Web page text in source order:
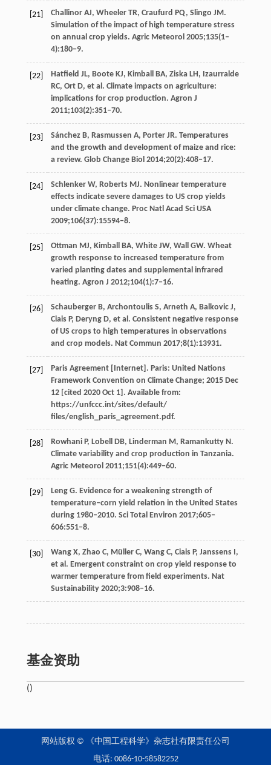
[21]
Challinor AJ, Wheeler TR, Craufurd PQ, Slingo JM.
Simulation of the impact of high temperature stress
on annual crop yields. Agric Meteorol 2005;135(1‒
4):180‒9.
[22]
Hatﬁeld JL, Boote KJ, Kimball BA, Ziska LH, Izaurralde
RC, Ort D, et al. Climate impacts on agriculture:
implications for crop production. Agron J
2011;103(2):351‒70.
[23]
Sánchez B, Rasmussen A, Porter JR. Temperatures
and the growth and development of maize and rice:
a review. Glob Change Biol 2014;20(2):408‒17.
[24]
Schlenker W, Roberts MJ. Nonlinear temperature
effects indicate severe damages to US crop yields
under climate change. Proc Natl Acad Sci USA
2009;106(37):15594‒8.
[25]
Ottman MJ, Kimball BA, White JW, Wall GW. Wheat
growth response to increased temperature from
varied planting dates and supplemental infrared
heating. Agron J 2012;104(1):7‒16.
[26]
Schauberger B, Archontoulis S, Arneth A, Balkovic J,
Ciais P, Deryng D, et al. Consistent negative response
of US crops to high temperatures in observations
and crop models. Nat Commun 2017;8(1):13931.
[27]
Paris Agreement [Internet]. Paris: United Nations
Framework Convention on Climate Change; 2015 Dec
12 [cited 2020 Oct 1]. Available from:
https://unfccc.int/sites/default/
ﬁles/english_paris_agreement.pdf.
[28]
Rowhani P, Lobell DB, Linderman M, Ramankutty N.
Climate variability and crop production in Tanzania.
Agric Meteorol 2011;151(4):449‒60.
[29]
Leng G. Evidence for a weakening strength of
temperature‒corn yield relation in the United States
during 1980‒2010. Sci Total Environ 2017;605‒
606:551‒8.
[30]
Wang X, Zhao C, Müller C, Wang C, Ciais P, Janssens I,
et al. Emergent constraint on crop yield response to
warmer temperature from ﬁeld experiments. Nat
Sustainability 2020;3:908‒16.
基金资助
()
网站版权 © 《中国工程科学》杂志社有限责任公司
电话: 0086-10-58582252